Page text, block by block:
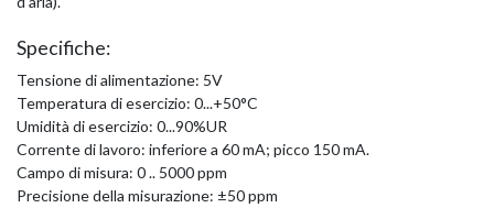
Specifiche:
Tensione di alimentazione: 5V
Temperatura di esercizio: 0...+50°C
Umidità di esercizio: 0...90%UR
Corrente di lavoro: inferiore a 60 mA; picco 150 mA.
Campo di misura: 0 .. 5000 ppm
Precisione della misurazione: ±50 ppm